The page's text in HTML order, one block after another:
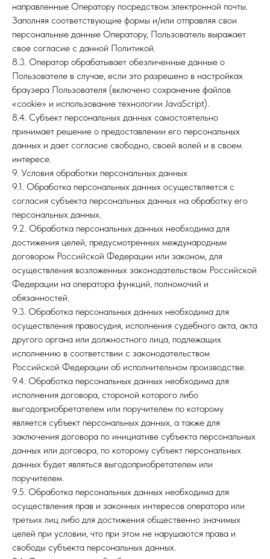
направленные Оператору посредством электронной почты.
Заполняя соответствующие формы и/или отправляя свои
персональные данные Оператору, Пользователь выражает
свое согласие с данной Политикой.
8.3. Оператор обрабатывает обезличенные данные о
Пользователе в случае, если это разрешено в настройках
браузера Пользователя (включено сохранение файлов
«cookie» и использование технологии JavaScript).
8.4. Субъект персональных данных самостоятельно
принимает решение о предоставлении его персональных
данных и дает согласие свободно, своей волей и в своем
интересе.
9. Условия обработки персональных данных
9.1. Обработка персональных данных осуществляется с
согласия субъекта персональных данных на обработку его
персональных данных.
9.2. Обработка персональных данных необходима для
достижения целей, предусмотренных международным
договором Российской Федерации или законом, для
осуществления возложенных законодательством Российской
Федерации на оператора функций, полномочий и
обязанностей.
9.3. Обработка персональных данных необходима для
осуществления правосудия, исполнения судебного акта, акта
другого органа или должностного лица, подлежащих
исполнению в соответствии с законодательством
Российской Федерации об исполнительном производстве.
9.4. Обработка персональных данных необходима для
исполнения договора, стороной которого либо
выгодоприобретателем или поручителем по которому
является субъект персональных данных, а также для
заключения договора по инициативе субъекта персональных
данных или договора, по которому субъект персональных
данных будет являться выгодоприобретателем или
поручителем.
9.5. Обработка персональных данных необходима для
осуществления прав и законных интересов оператора или
третьих лиц либо для достижения общественно значимых
целей при условии, что при этом не нарушаются права и
свободы субъекта персональных данных.